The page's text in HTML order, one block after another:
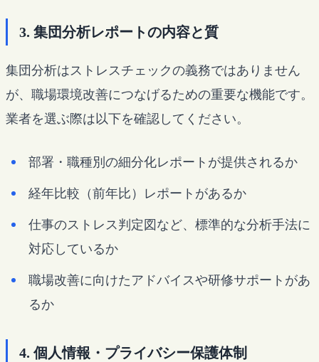
3. 集団分析レポートの内容と質
集団分析はストレスチェックの義務ではありません
が、職場環境改善につなげるための重要な機能です。
業者を選ぶ際は以下を確認してください。
部署・職種別の細分化レポートが提供されるか
経年比較（前年比）レポートがあるか
仕事のストレス判定図など、標準的な分析手法に
対応しているか
職場改善に向けたアドバイスや研修サポートがあ
るか
4. 個人情報・プライバシー保護体制